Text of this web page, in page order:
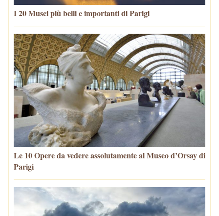
I 20 Musei più belli e importanti di Parigi
Le 10 Opere da vedere assolutamente al Museo d’Orsay di
Parigi